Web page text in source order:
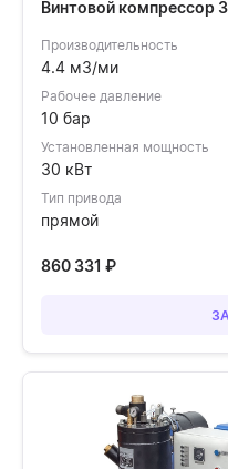
Винтовой компрессор
Производительность
4.4 м3/ми
Рабочее давление
10 бар
Установленная мощность
30 кВт
Тип привода
прямой
860 331 ₽